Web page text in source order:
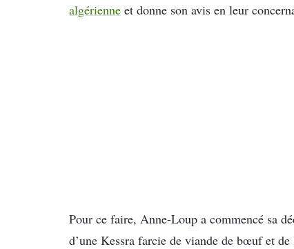
algérienne et donne son avis en leur
Pour ce faire, Anne-Loup a commencé sa
d’une Kessra farcie de viande de bœuf et